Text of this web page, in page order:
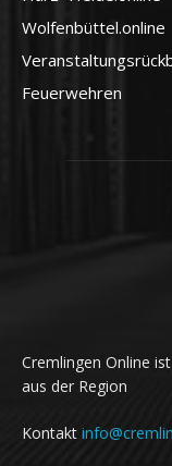
Wolfenbüttel.online
Feuerwehren
Cremlingen Online
aus der Region
Kontakt